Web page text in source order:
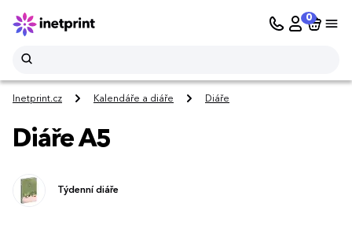
0
Inetprint.cz Kalendáře a diáře Diáře
Diáře A5
Týdenní diáře